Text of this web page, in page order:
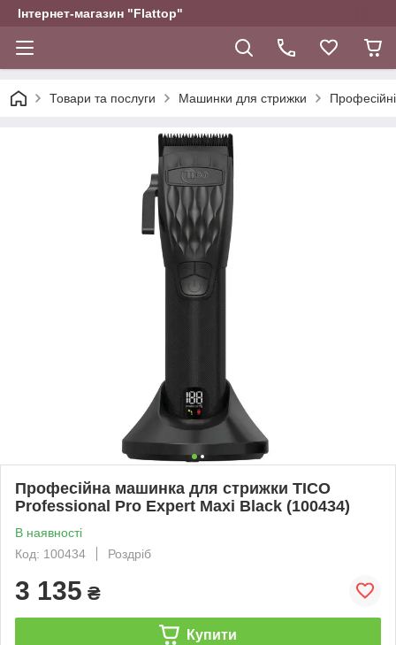
Інтернет-магазин "Flattop"
Товари та послуги Машинки для стрижки
Професійна машинка для стрижки TICO
Professional Pro Expert Maxi Black (100434)
В наявності
Код: 100434
Роздріб
3 135 ₴
Купити